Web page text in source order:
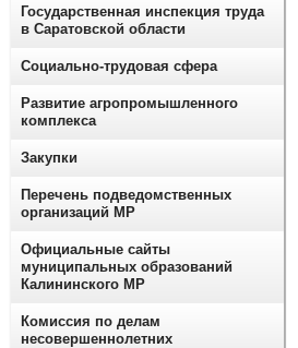
Государственная инспекция труда
в Саратовской области
Социально-трудовая сфера
Развитие агропромышленного
комплекса
Закупки
Перечень подведомственных
организаций МР
Официальные сайты
муниципальных образований
Калининского МР
Комиссия по делам
несовершеннолетних